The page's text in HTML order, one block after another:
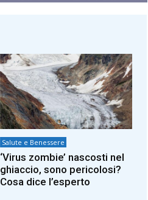
Salute e Benessere
‘Virus zombie’ nascosti nel
ghiaccio, sono pericolosi?
Cosa dice l’esperto